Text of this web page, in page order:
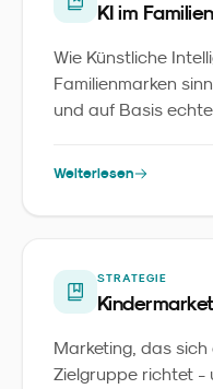
KI im
Wie Künstliche
Familienmarken
und auf Basis
Weiterlesen
STRATEGIE
Marketing, das
Zielgruppe richtet -